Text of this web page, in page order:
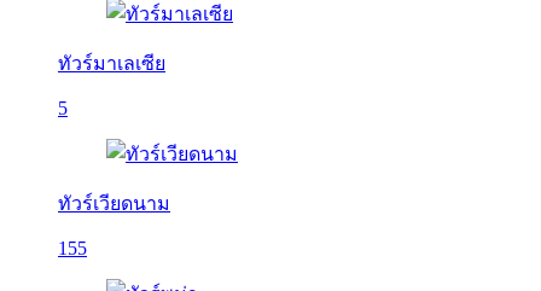
ทัวร์มาเลเซีย
5
ทัวร์เวียดนาม
155